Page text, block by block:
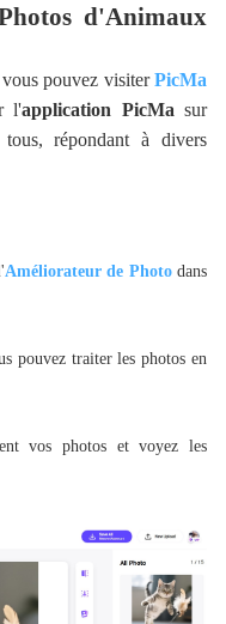
d'Animaux
pouvez visiterPicMa
l'application PicMa sur
répondant à divers
Améliorateur de Photodans
pouvez traiter les photos en
vos photos et voyez les